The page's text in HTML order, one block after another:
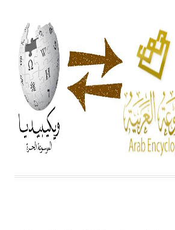
أربعة مؤلفات هي: الحكم، الأدلة، تنظيم
التغذية، ورسالته في جروح الرأس.
ويعود له الفضل بأنه حرر الطب من
الدين والفلسفة.
- هل تعلم أن المرجان إفراز حيواني
يتكون في البحر ويتركب من مادة
كربونات الكلسيوم، وهو أحمر أو شديد
الحمرة وهو أجود أنواعه، ويمتاز بكبر
الحجم ويسمى الش